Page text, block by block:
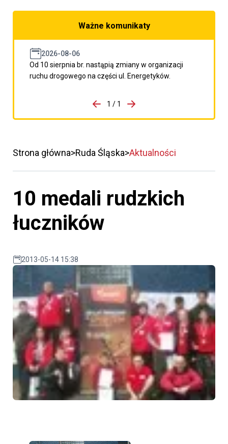
Ważne komunikaty
2026-08-06
Od 10 sierpnia br. nastąpią zmiany w organizacji
ruchu drogowego na części ul. Energetyków.
porzpedniego komunikatu
1 / 1
Przejdź do następnego
Strona główna Ruda Śląska Aktualności
10 medali rudzkich
łuczników
2013-05-14 15:38